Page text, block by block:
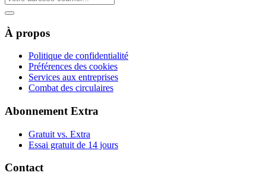
À propos
Politique de confidentialité
Préférences des cookies
Services aux entreprises
Combat des circulaires
Abonnement Extra
Gratuit vs. Extra
Essai gratuit de 14 jours
Contact